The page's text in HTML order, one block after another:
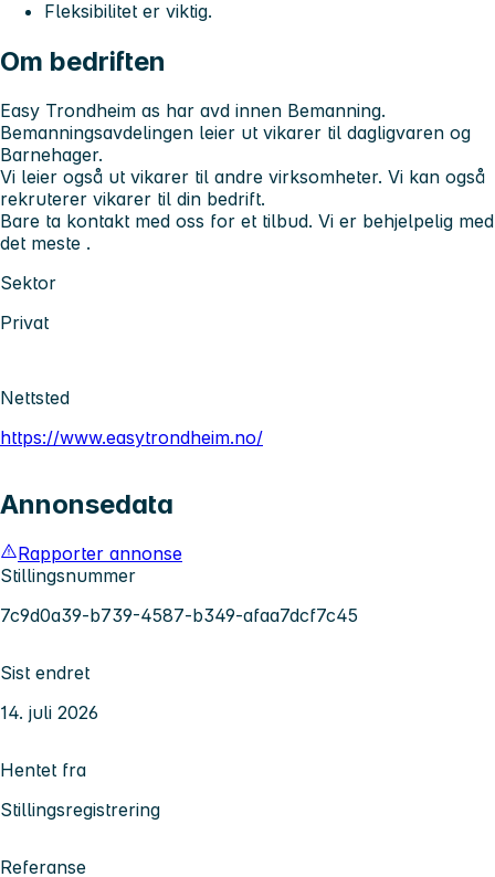
Fleksibilitet er viktig.
Om bedriften
Easy Trondheim as har avd innen Bemanning.
Bemanningsavdelingen leier ut vikarer til dagligvaren og
Barnehager.
Vi leier også ut vikarer til andre virksomheter. Vi kan også
rekruterer vikarer til din bedrift.
Bare ta kontakt med oss for et tilbud. Vi er behjelpelig med
det meste .
Sektor
Privat
Nettsted
https://www.easytrondheim.no/
Annonsedata
Rapporter annonse
Stillingsnummer
7c9d0a39-b739-4587-b349-afaa7dcf7c45
Sist endret
14. juli 2026
Hentet fra
Stillingsregistrering
Referanse